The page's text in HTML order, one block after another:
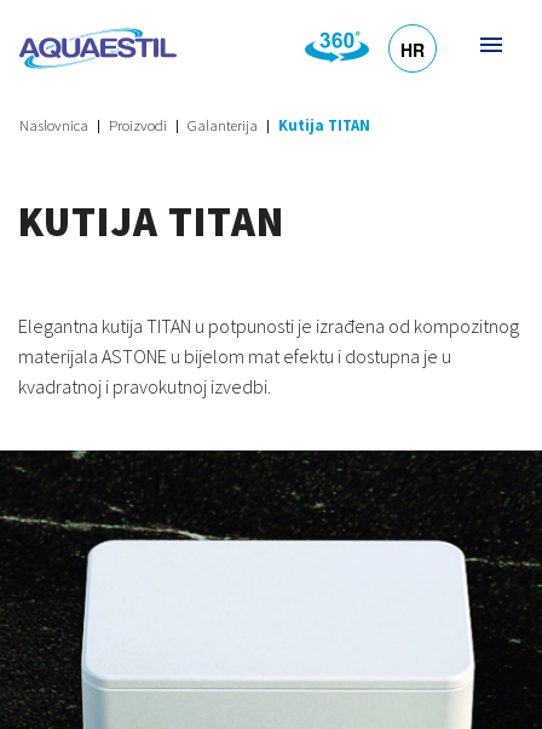
HR
Naslovnica Proizvodi Galanterija Kutija TITAN
KUTIJA TITAN
Elegantna kutija TITAN u potpunosti je izrađena od kompozitnog
materijala ASTONE u bijelom mat efektu i dostupna je u
kvadratnoj i pravokutnoj izvedbi.